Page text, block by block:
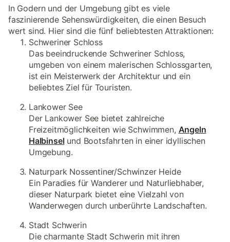
In Godern und der Umgebung gibt es viele
faszinierende Sehenswürdigkeiten, die einen Besuch
wert sind. Hier sind die fünf beliebtesten Attraktionen:
Schweriner Schloss
Das beeindruckende Schweriner Schloss,
umgeben von einem malerischen Schlossgarten,
ist ein Meisterwerk der Architektur und ein
beliebtes Ziel für Touristen.
Lankower See
Der Lankower See bietet zahlreiche
Freizeitmöglichkeiten wie Schwimmen, Angeln
Halbinsel und Bootsfahrten in einer idyllischen
Umgebung.
Naturpark Nossentiner/Schwinzer Heide
Ein Paradies für Wanderer und Naturliebhaber,
dieser Naturpark bietet eine Vielzahl von
Wanderwegen durch unberührte Landschaften.
Stadt Schwerin
Die charmante Stadt Schwerin mit ihren